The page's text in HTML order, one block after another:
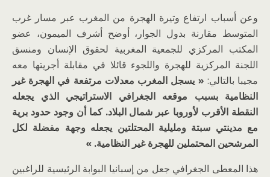
وعن أسباب ارتفاع وتيرة الهجرة من المغرب عبر مسار غرب
المتوسط مقارنة بدول الجوار، أوضح أشرف الميمون، عضو
المكتب المركزي للجمعية المغربية لحقوق الإنسان ومنسق
اللجنة المركزية للهجرة واللجوء قائلا في مقابلة أجريتها معه
مجيبا بالتالي: « يسجل المغرب معدلات مرتفعة في الهجرة غير
النظامية بسبب موقعه الجغرافي الاستراتيجي الذي يجعله
النقطة الأقرب لأوروبا عبر شمال البلاد. كما أن وجود حدود برية
مع مدينتي سبتة ومليلية المحتلتين يجعله وجهة مفضلة لكل
المرشحين المحتملين للهجرة غير النظامية. »
هذا المعطى الجغرافي جعل من إسبانيا البوابة الرئيسية للراغبين